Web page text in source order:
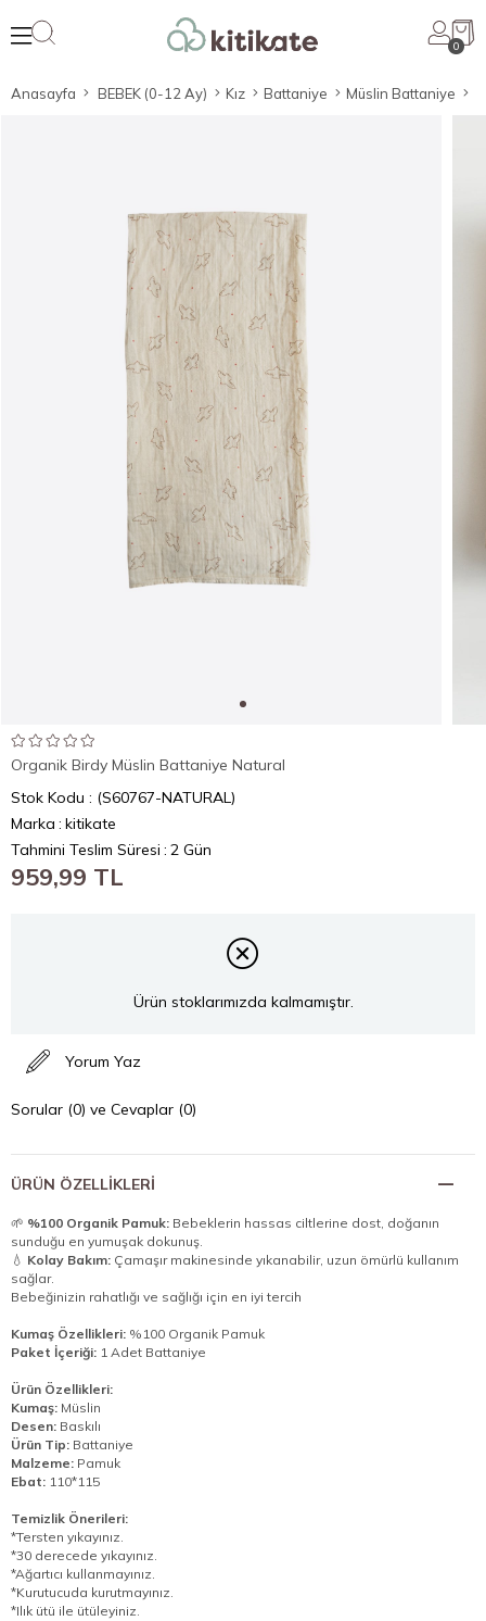
0
Anasayfa BEBEK (0-12 Ay) Kız Battaniye Müslin Battaniye
Organik Birdy Müslin Battaniye Natural
Stok Kodu
(S60767-NATURAL)
Marka : kitikate
Tahmini Teslim Süresi : 2 Gün
959,99 TL
Ürün stoklarımızda kalmamıştır.
Yorum Yaz
Sorular (0) ve Cevaplar (0)
ÜRÜN ÖZELLIKLERI
🌱 %100 Organik Pamuk: Bebeklerin hassas ciltlerine dost, doğanın
sunduğu en yumuşak dokunuş.
💧 Kolay Bakım: Çamaşır makinesinde yıkanabilir, uzun ömürlü kullanım
sağlar.
Bebeğinizin rahatlığı ve sağlığı için en iyi tercih
Kumaş Özellikleri: %100 Organik Pamuk
Paket İçeriği: 1 Adet Battaniye
Ürün Özellikleri:
Kumaş: Müslin
Desen: Baskılı
Ürün Tip: Battaniye
Malzeme: Pamuk
Ebat: 110*115
Temizlik Önerileri:
*Tersten yıkayınız.
*30 derecede yıkayınız.
*Ağartıcı kullanmayınız.
*Kurutucuda kurutmayınız.
*Ilık ütü ile ütüleyiniz.